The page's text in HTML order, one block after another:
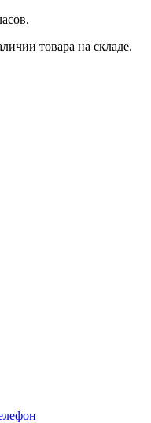
товара на складе.